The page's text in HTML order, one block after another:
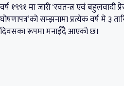
वर्ष १९९१ मा जारी ‘स्वतन्त्र एवं बहुलवादी
घोषणापत्र’को सम्झनामा प्रत्येक वर्ष मे ३
दिवसका रूपमा मनाइँदै आएको छ।